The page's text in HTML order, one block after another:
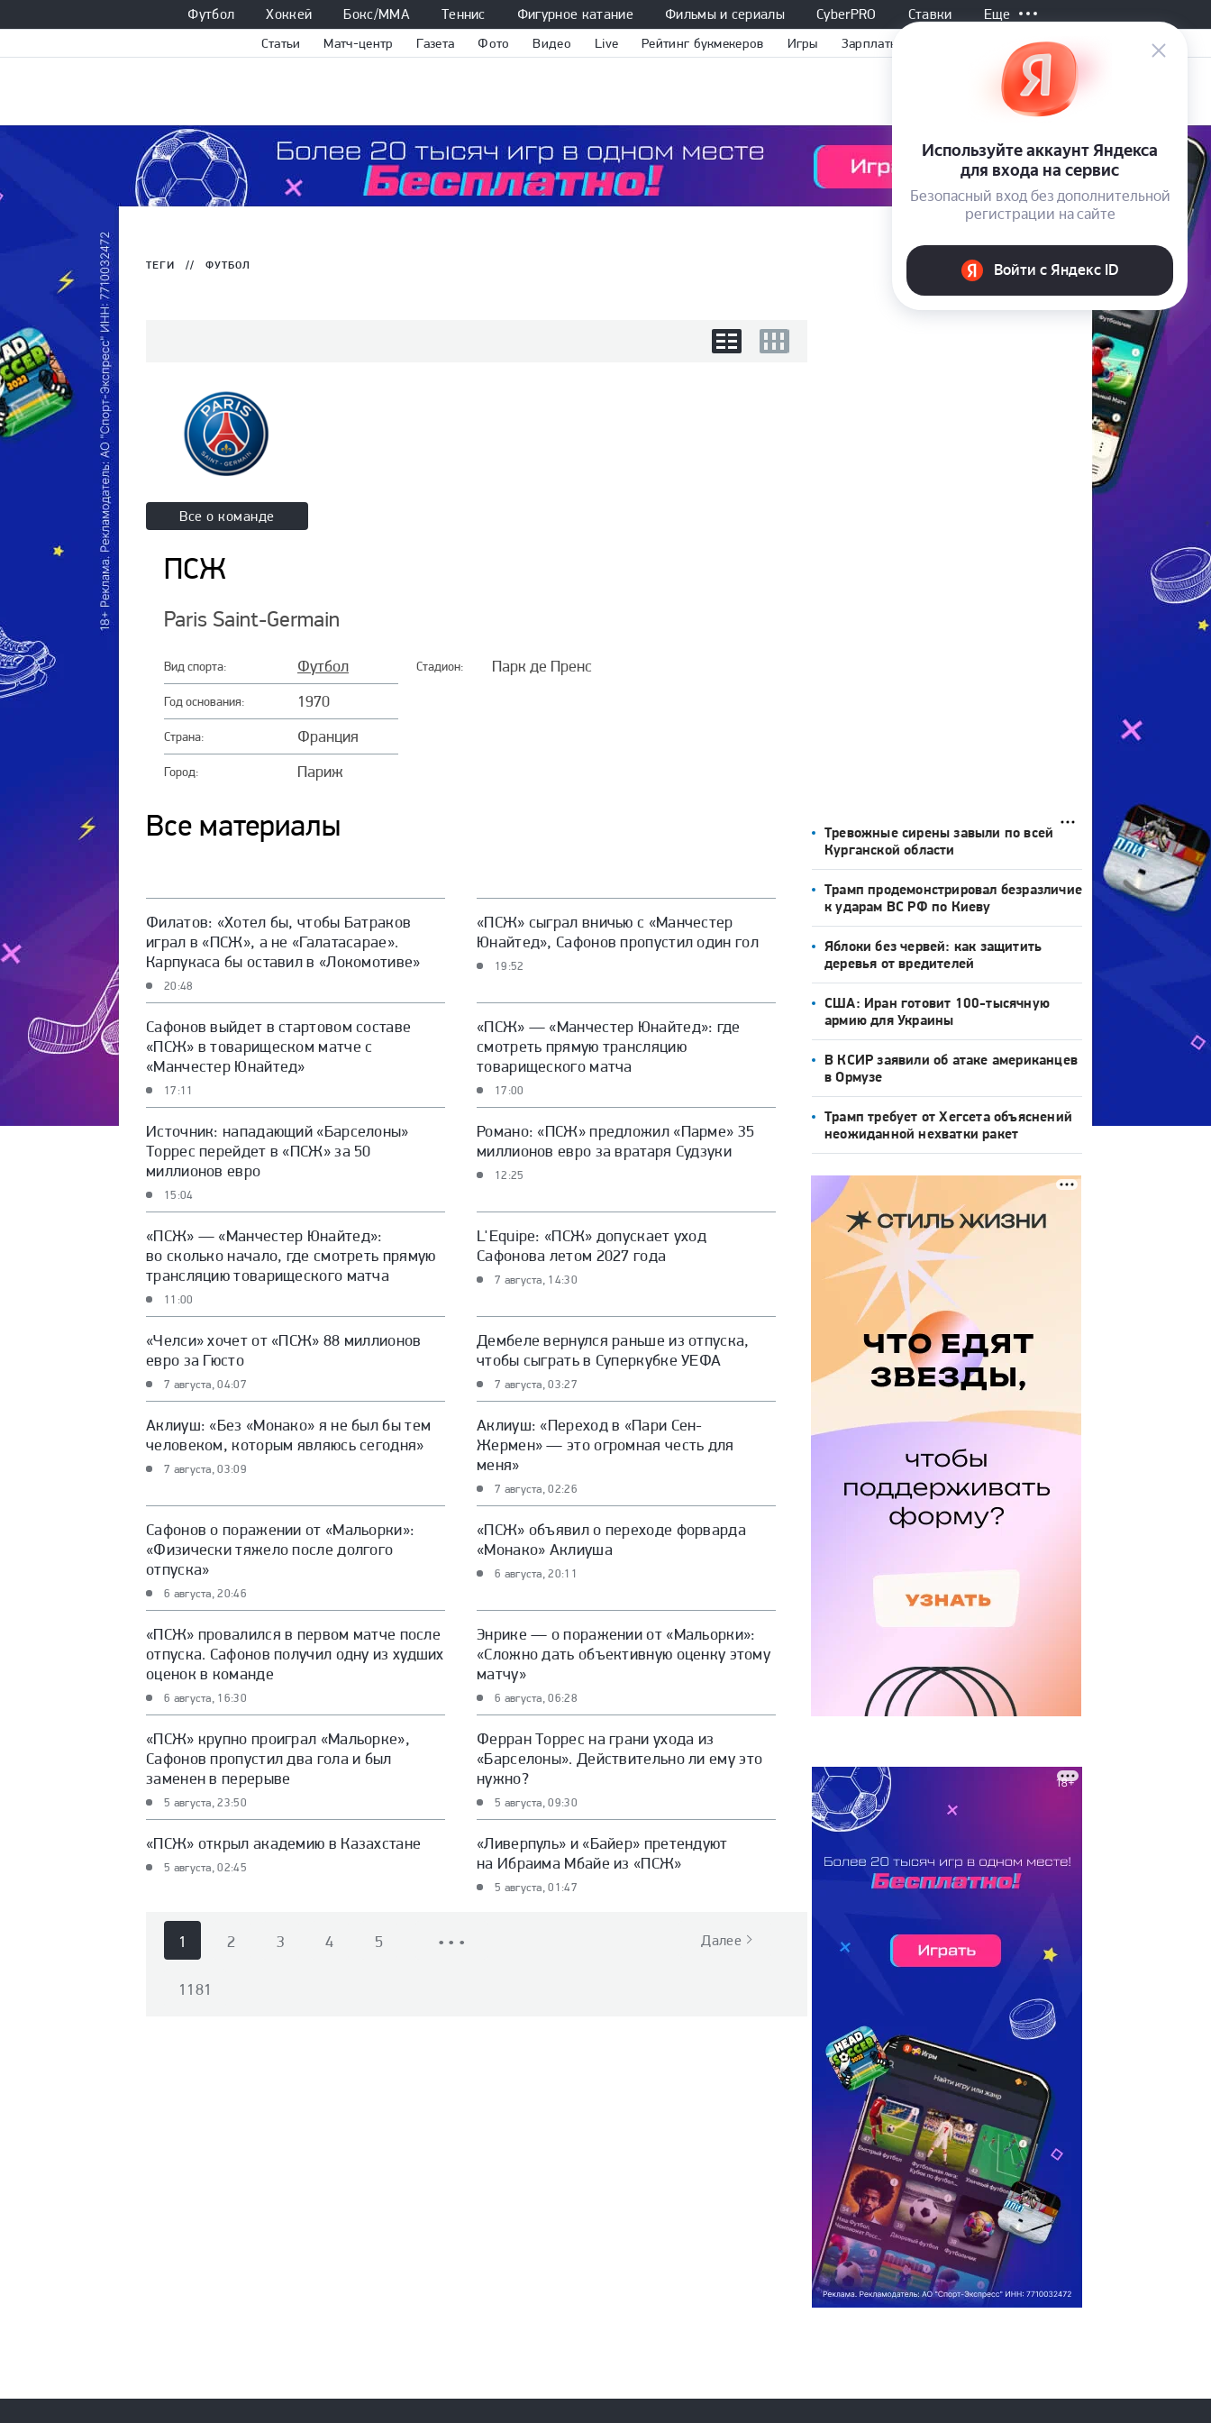
Футбол Хоккей Бокс/ММА Теннис Фигурное катание Фильмы и сериалы CyberPRO Ставки Еще
Статьи Матч-центр Газета Фото Видео Live Рейтинг букмекеров Игры Зарплаты КХЛ
ТЕГИ // ФУТБОЛ
Все о команде
ПСЖ
Paris Saint-Germain
Вид спорта: Футбол
Год основания: 1970
Страна: Франция
Город: Париж
Стадион: Парк де Пренс
Все материалы
Филатов: «Хотел бы, чтобы Батраков
играл в «ПСЖ», а не «Галатасарае».
Карпукаса бы оставил в «Локомотиве»
20:48
«ПСЖ» сыграл вничью с «Манчестер
Юнайтед», Сафонов пропустил один гол
19:52
Сафонов выйдет в стартовом составе
«ПСЖ» в товарищеском матче с
«Манчестер Юнайтед»
17:11
«ПСЖ» — «Манчестер Юнайтед»: где
смотреть прямую трансляцию
товарищеского матча
17:00
Источник: нападающий «Барселоны»
Торрес перейдет в «ПСЖ» за 50
миллионов евро
15:04
Романо: «ПСЖ» предложил «Парме» 35
миллионов евро за вратаря Судзуки
12:25
«ПСЖ» — «Манчестер Юнайтед»:
во сколько начало, где смотреть прямую
трансляцию товарищеского матча
11:00
L'Equipe: «ПСЖ» допускает уход
Сафонова летом 2027 года
7 августа, 14:30
«Челси» хочет от «ПСЖ» 88 миллионов
евро за Гюсто
7 августа, 04:07
Дембеле вернулся раньше из отпуска,
чтобы сыграть в Суперкубке УЕФА
7 августа, 03:27
Аклиуш: «Без «Монако» я не был бы тем
человеком, которым являюсь сегодня»
7 августа, 03:09
Аклиуш: «Переход в «Пари Сен-
Жермен» — это огромная честь для
меня»
7 августа, 02:26
Сафонов о поражении от «Мальорки»:
«Физически тяжело после долгого
отпуска»
6 августа, 20:46
«ПСЖ» объявил о переходе форварда
«Монако» Аклиуша
6 августа, 20:11
«ПСЖ» провалился в первом матче после
отпуска. Сафонов получил одну из худших
оценок в команде
6 августа, 16:30
Энрике — о поражении от «Мальорки»:
«Сложно дать объективную оценку этому
матчу»
6 августа, 06:28
«ПСЖ» крупно проиграл «Мальорке»,
Сафонов пропустил два гола и был
заменен в перерыве
5 августа, 23:50
Ферран Торрес на грани ухода из
«Барселоны». Действительно ли ему это
нужно?
5 августа, 09:30
«ПСЖ» открыл академию в Казахстане
5 августа, 02:45
«Ливерпуль» и «Байер» претендуют
на Ибраима Мбайе из «ПСЖ»
5 августа, 01:47
1 2 3 4 5 • • •
1181
Далее
Тревожные сирены завыли по всей
Курганской области
Трамп продемонстрировал безразличие
к ударам ВС РФ по Киеву
Яблоки без червей: как защитить
деревья от вредителей
США: Иран готовит 100-тысячную
армию для Украины
В КСИР заявили об атаке американцев
в Ормузе
Трамп требует от Хегсета объяснений
неожиданной нехватки ракет